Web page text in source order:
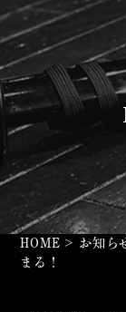
HOME > お知ら
まる！